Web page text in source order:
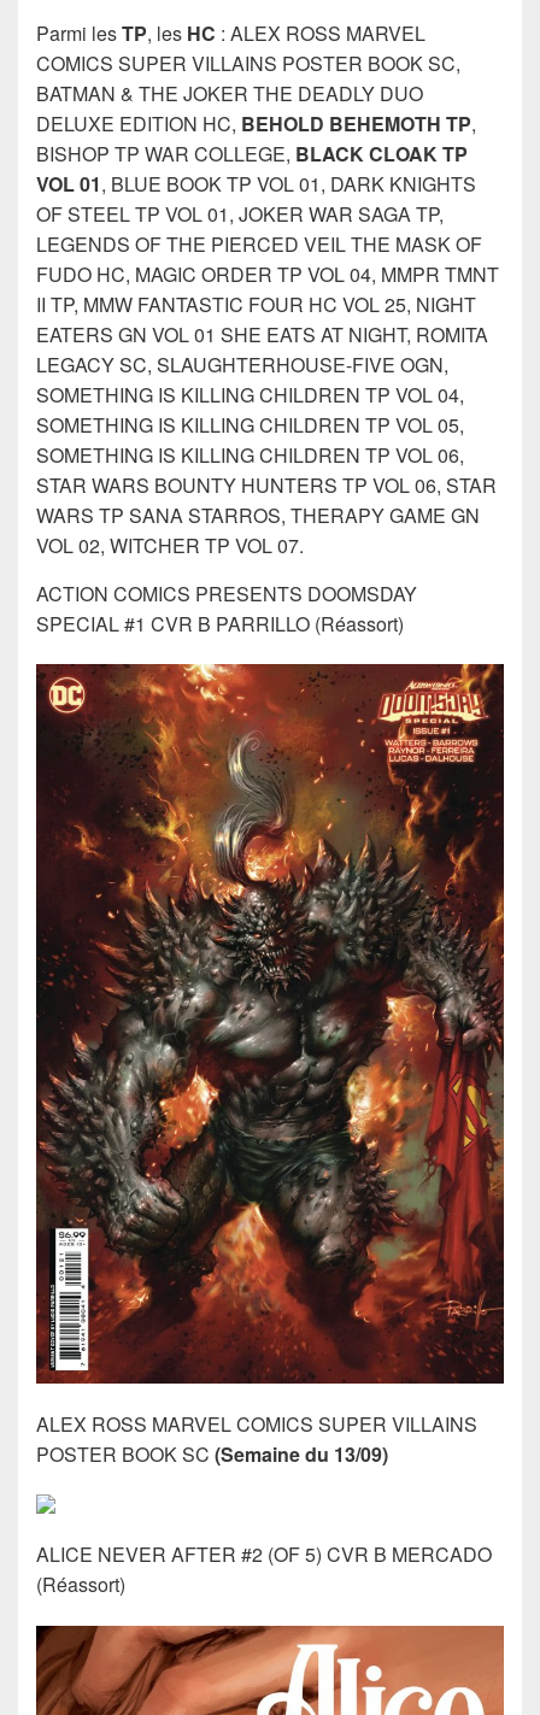
Parmi lesTP, les HC : ALEX ROSS MARVEL
COMICS SUPER VILLAINS POSTER BOOK SC,
BATMAN & THE JOKER THE DEADLY DUO
DELUXE EDITION HC, BEHOLD BEHEMOTH TP,
BISHOP TP WAR COLLEGE, BLACK CLOAK TP
VOL 01, BLUE BOOK TP VOL 01, DARK KNIGHTS
OF STEEL TP VOL 01, JOKER WAR SAGA TP,
LEGENDS OF THE PIERCED VEIL THE MASK OF
FUDO HC, MAGIC ORDER TP VOL 04, MMPR TMNT
II TP, MMW FANTASTIC FOUR HC VOL 25, NIGHT
EATERS GN VOL 01 SHE EATS AT NIGHT, ROMITA
LEGACY SC, SLAUGHTERHOUSE-FIVE OGN,
SOMETHING IS KILLING CHILDREN TP VOL 04,
SOMETHING IS KILLING CHILDREN TP VOL 05,
SOMETHING IS KILLING CHILDREN TP VOL 06,
STAR WARS BOUNTY HUNTERS TP VOL 06, STAR
WARS TP SANA STARROS, THERAPY GAME GN
VOL 02, WITCHER TP VOL 07.
ACTION COMICS PRESENTS DOOMSDAY
SPECIAL #1 CVR B PARRILLO (Réassort)
ALEX ROSS MARVEL COMICS SUPER VILLAINS
POSTER BOOK SC (Semaine du 13/09)
ALICE NEVER AFTER #2 (OF 5) CVR B MERCADO
(Réassort)